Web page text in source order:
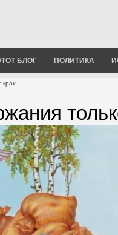
БЛОГ ПОЛИТИКА
крах